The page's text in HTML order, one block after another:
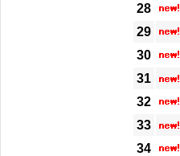
28
29
30
31
32
33
34